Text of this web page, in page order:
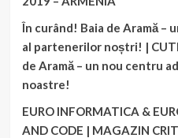
În curând! Baia de Aramă –
al partenerilor noștri! |
de Aramă – un nou centru
noastre!
EURO INFORMATICA &
AND CODE | MAGAZIN